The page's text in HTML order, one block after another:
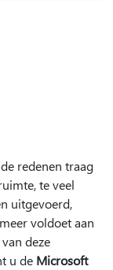
redenen traag
te veel
uitgevoerd,
voldoet aan
deze
u de Microsoft